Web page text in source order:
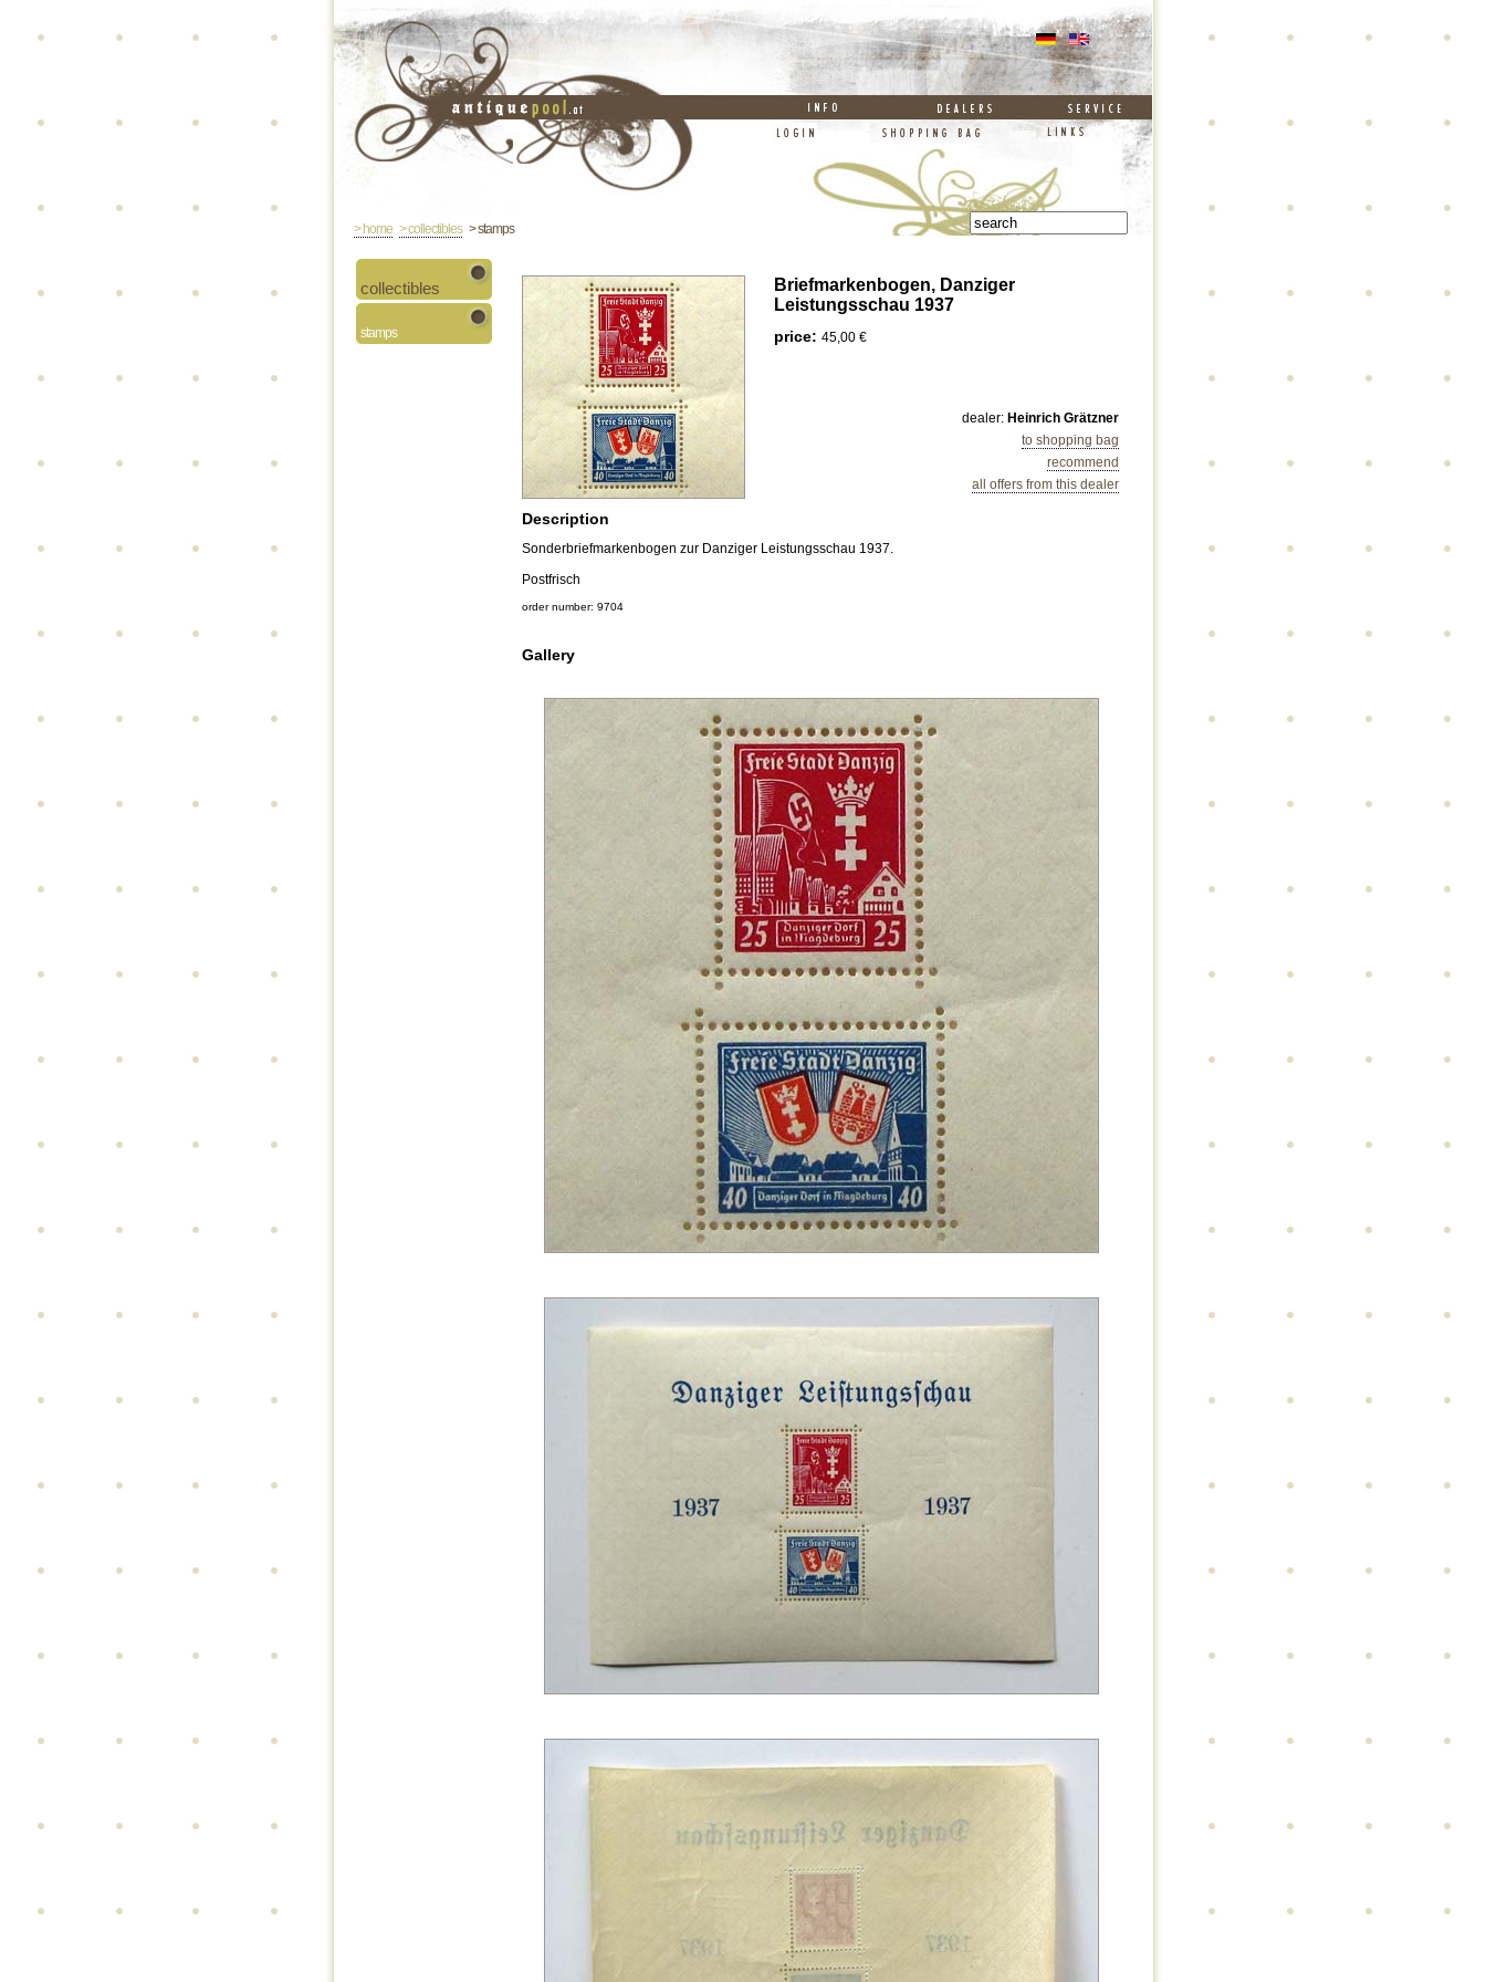
> home > collectibles> stamps
collectibles
stamps
Briefmarkenbogen, Danziger
Leistungsschau 1937
price: 45,00 €
recommend
to shopping bag
dealer: Heinrich Grätzner
all offers from this dealer
Description
Sonderbriefmarkenbogen zur Danziger Leistungsschau 1937.
Postfrisch
order number: 9704
Gallery